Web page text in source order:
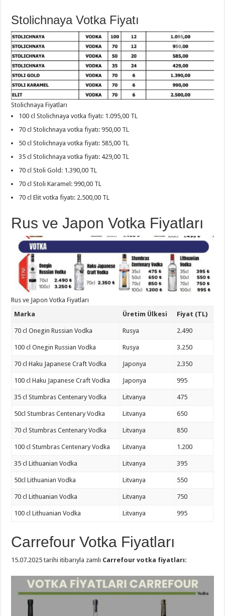
Stolichnaya Votka Fiyatı
Stolichnaya Fiyatları
100 cl Stolichnaya votka fiyatı: 1.095,00 TL
70 cl Stolichnaya votka fiyatı: 950,00 TL
50 cl Stolichnaya votka fiyatı: 585,00 TL
35 cl Stolichnaya votka fiyatı: 429,00 TL
70 cl Stoli Gold: 1.390,00 TL
70 cl Stoli Karamel: 990,00 TL
70 cl Elit votka fiyatı: 2.500,00 TL
Rus ve Japon Votka Fiyatları
Rus ve Japon Votka Fiyatları
Marka
Üretim Ülkesi Fiyat (TL)
70 cl Onegin Russian Vodka Rusya 2.490
100 cl Onegin Russian Vodka Rusya 3.250
70 cl Haku Japanese Craft Vodka Japonya 2.350
100 cl Haku Japanese Craft Vodka Japonya 995
35 cl Stumbras Centenary Vodka Litvanya 475
50cl Stumbras Centenary Vodka Litvanya 650
70 cl Stumbras Centenary Vodka Litvanya 850
100 cl Stumbras Centenary Vodka Litvanya 1.200
35 cl Lithuanian Vodka Litvanya 395
50cl Lithuanian Vodka Litvanya 550
70 cl Lithuanian Vodka Litvanya 750
100 cl Lithuanian Vodka Litvanya 995
Carrefour Votka Fiyatları
15.07.2025 tarihi itibarıyla zamlı Carrefour votka fiyatları: